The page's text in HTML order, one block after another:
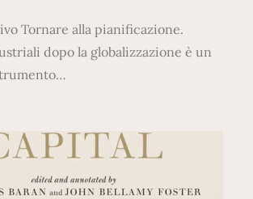
Tornare alla pianificazione.
dopo la globalizzazione è un